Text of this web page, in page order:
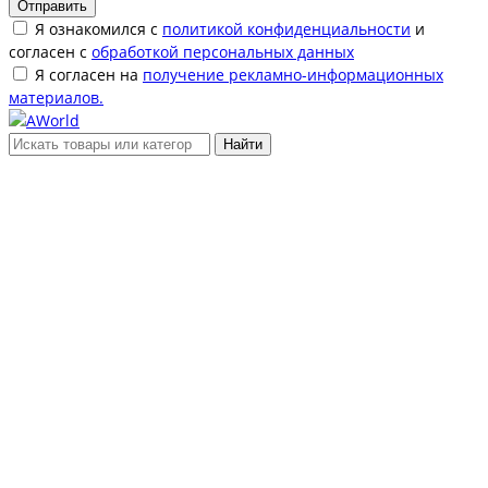
Отправить
Я ознакомился с политикой конфиденциальности и
согласен с обработкой персональных данных
Я согласен на получение рекламно-информационных
материалов.
Найти